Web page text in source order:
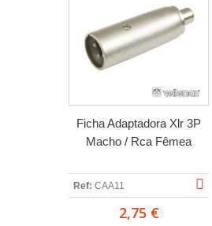
Ficha Adaptadora Xlr 3P
Macho / Rca Fêmea
Ref: CAA11
2,75 €